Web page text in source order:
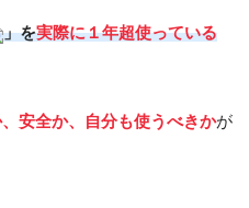
」を実際に１年超使っている
安全か、自分も使うべきかが